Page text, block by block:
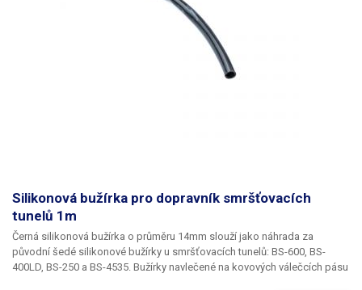
Silikonová bužírka pro dopravník smršťovacích
tunelů 1m
Černá silikonová bužírka o průměru 14mm slouží jako náhrada za
původní šedé silikonové bužírky u smršťovacích tunelů: BS-600, BS-
400LD, BS-250 a BS-4535. Bužírky navlečené na kovových válečcích pásu